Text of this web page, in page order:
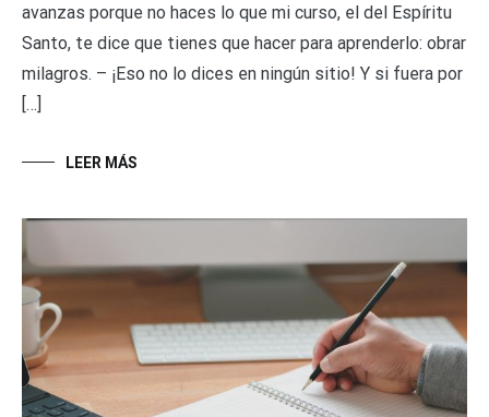
avanzas porque no haces lo que mi curso, el del Espíritu
Santo, te dice que tienes que hacer para aprenderlo: obrar
milagros. – ¡Eso no lo dices en ningún sitio! Y si fuera por
[…]
LEER MÁS